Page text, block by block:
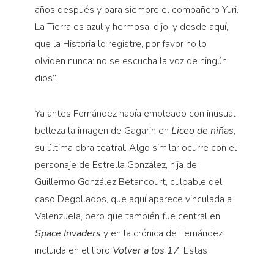
años después y para siempre el compañero Yuri.
La Tierra es azul y hermosa, dijo, y desde aquí,
que la Historia lo registre, por favor no lo
olviden nunca: no se escucha la voz de ningún
dios”.
Ya antes Fernández había empleado con inusual
belleza la imagen de Gagarin en Liceo de niñas,
su última obra teatral. Algo similar ocurre con el
personaje de Estrella González, hija de
Guillermo González Betancourt, culpable del
caso Degollados, que aquí aparece vinculada a
Valenzuela, pero que también fue central en
Space Invaders y en la crónica de Fernández
incluida en el libro Volver a los 17. Estas